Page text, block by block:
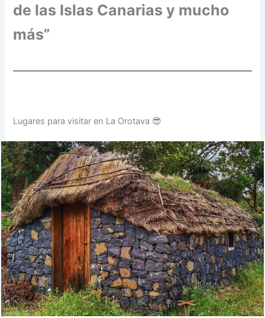
de las Islas Canarias y mucho
más”
Lugares para visitar en La Orotava 😎